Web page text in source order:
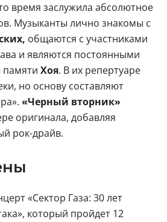
время заслужила абсолютное
Музыканты лично знакомы с
общаются с участниками
и являются постоянными
памяти Хоя. В их репертуаре
но основу составляют
«Черный вторник»
оригинала, добавляя
рок-драйв.
«Сектор Газа: 30 лет
который пройдет 12